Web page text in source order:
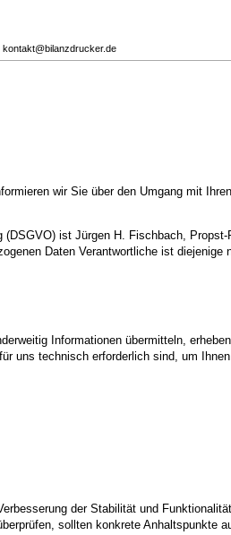
kontakt@bilanzdrucker.de
wir Sie über den Umgang mit
ist Jürgen H. Fischbach,
Daten Verantwortliche ist
Informationen übermitteln,
uns technisch erforderlich sind, um
der Stabilität und
sollten konkrete Anhaltspunkte